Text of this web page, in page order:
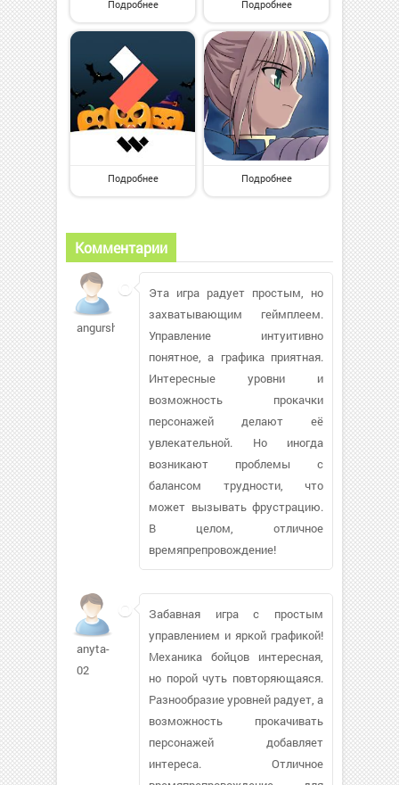
Подробнее Подробнее
Подробнее Подробнее
Комментарии
angursho
Эта игра радует простым, но
захватывающим геймплеем.
Управление интуитивно
понятное, а графика приятная.
Интересные уровни и
возможность прокачки
персонажей делают её
увлекательной. Но иногда
возникают проблемы с
балансом трудности, что
может вызывать фрустрацию.
В целом, отличное
времяпрепровождение!
anyta-
02
Забавная игра с простым
управлением и яркой графикой!
Механика бойцов интересная,
но порой чуть повторяющаяся.
Разнообразие уровней радует, а
возможность прокачивать
персонажей добавляет
интереса. Отличное